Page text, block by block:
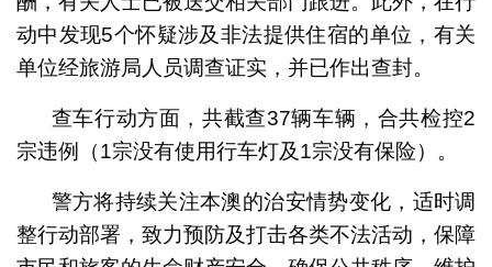
动中发现5个怀疑涉及非法提供住宿的单位，有关
单位经旅游局人员调查证实，并已作出查封。
查车行动方面，共截查37辆车辆，合共检控2
宗违例（1宗没有使用行车灯及1宗没有保险）。
警方将持续关注本澳的治安情势变化，适时调
整行动部署，致力预防及打击各类不法活动，保障